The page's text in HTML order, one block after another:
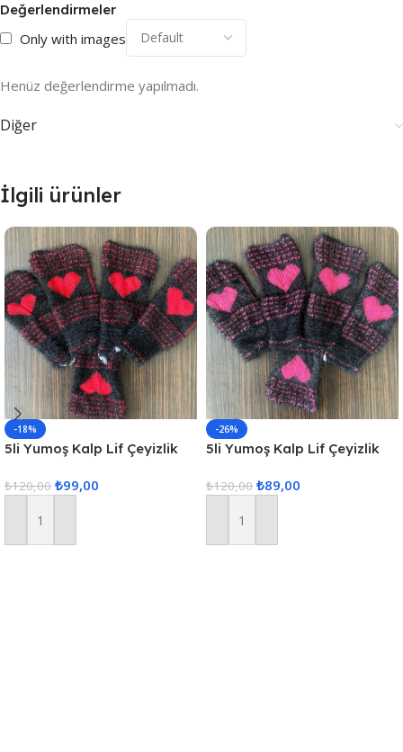
Değerlendirmeler
Only with images
Henüz değerlendirme yapılmadı.
Diğer
İlgili ürünler
-18%
5li Yumoş Kalp Lif Çeyizlik
₺120,00 ₺99,00
Sepete Ekle
-26%
5li Yumoş Kalp Lif Çeyizlik
₺120,00 ₺89,00
Sepete Ekle